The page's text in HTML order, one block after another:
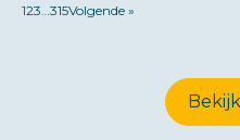
123 315Volgende »